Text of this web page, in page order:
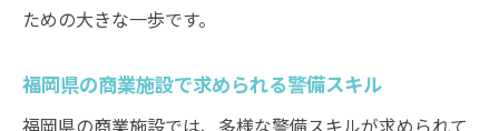
ための大きな一歩です。
福岡県の商業施設で求められる警備スキル
福岡県の商業施設では、多様な警備スキルが求められて